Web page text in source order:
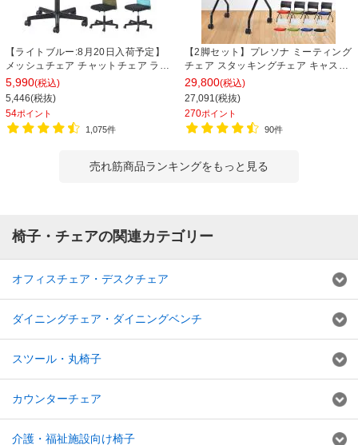
【ライトブルー:8月20日入荷予定】
メッシュチェア チャットチェア ラン
バーサポート オフィスチェア デスク
チェア 会議椅子 幅580×奥行580×高
さ835-930mm
5,990(税込)
5,446(税抜)
54ポイント
1,075件
【2脚セット】プレソナ ミーティング
チェア スタッキングチェア キャスタ
ー付き 座面クッション 幅570×奥行
565×高さ805mm 会議室 収納 法人
大人数 重ねる 会議用椅子 会議用チェ
ア
29,800(税込)
27,091(税抜)
270ポイント
90件
売れ筋商品ランキングをもっと見る
椅子・チェアの関連カテゴリー
オフィスチェア・デスクチェア
ダイニングチェア・ダイニングベンチ
スツール・丸椅子
カウンターチェア
介護・福祉施設向け椅子